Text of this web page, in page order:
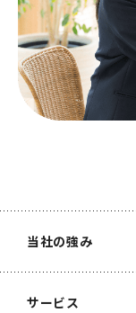
当社の強み
サービス